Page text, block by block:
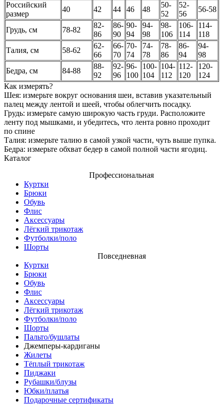
Российский
размер
40 42 44 46 48
50-
52
52-
56
56-58
Грудь, см 78-82
82-
86
86-
90
90-
94
94-
98
98-
106
106-
114
114-
118
Талия, см
58-62
62-
66
66-
70
70-
74
74-
78
78-
86
86-
94
94-
98
Бедра, см
84-88
88-
92
92-
96
96-
100
100-
104
104-
112
112-
120
120-
124
Как измерять?
Шея: измерьте вокруг основания шеи, вставив указательный
палец между лентой и шеей, чтобы облегчить посадку.
Грудь: измерьте самую широкую часть груди. Расположите
ленту под мышками, и убедитесь, что лента ровно проходит
по спине
Талия: измерьте талию в самой узкой части, чуть выше пупка.
Бедра: измерьте обхват бедер в самой полной части ягодиц.
Каталог
Профессиональная
Куртки
Брюки
Обувь
Флис
Аксессуары
Лёгкий трикотаж
Футболки/поло
Шорты
Повседневная
Куртки
Брюки
Обувь
Флис
Аксессуары
Лёгкий трикотаж
Футболки/поло
Шорты
Пальто/бушлаты
Джемперы-кардиганы
Жилеты
Тёплый трикотаж
Пиджаки
Рубашки/блузы
Юбки/платья
Подарочные сертификаты